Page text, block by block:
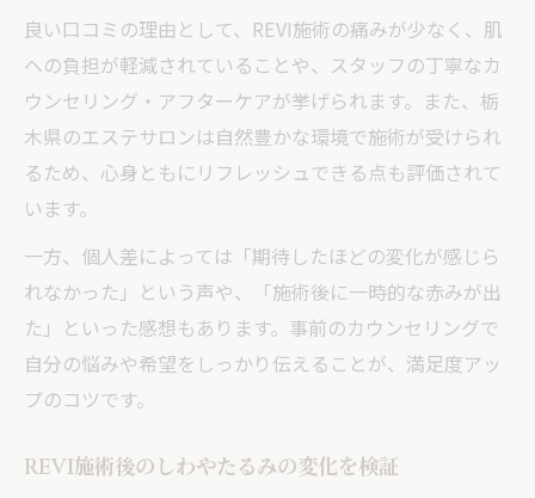
良い口コミの理由として、REVI施術の痛みが少なく、肌
への負担が軽減されていることや、スタッフの丁寧なカ
ウンセリング・アフターケアが挙げられます。また、栃
木県のエステサロンは自然豊かな環境で施術が受けられ
るため、心身ともにリフレッシュできる点も評価されて
います。
一方、個人差によっては「期待したほどの変化が感じら
れなかった」という声や、「施術後に一時的な赤みが出
た」といった感想もあります。事前のカウンセリングで
自分の悩みや希望をしっかり伝えることが、満足度アッ
プのコツです。
REVI施術後のしわやたるみの変化を検証